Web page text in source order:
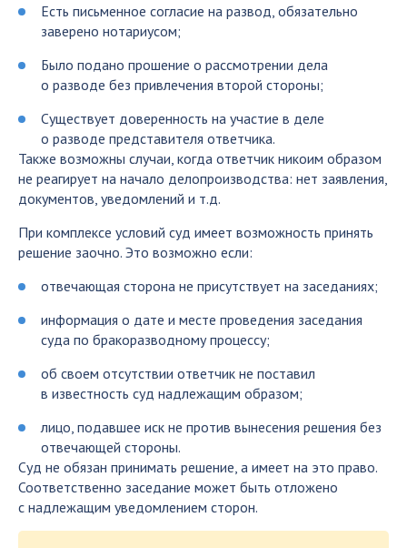
Есть письменное согласие на развод, обязательно
заверено нотариусом;
Было подано прошение о рассмотрении дела
о разводе без привлечения второй стороны;
Существует доверенность на участие в деле
о разводе представителя ответчика.
Также возможны случаи, когда ответчик никоим образом
не реагирует на начало делопроизводства: нет заявления,
документов, уведомлений и т.д.
При комплексе условий суд имеет возможность принять
решение заочно. Это возможно если:
отвечающая сторона не присутствует на заседаниях;
информация о дате и месте проведения заседания
суда по бракоразводному процессу;
об своем отсутствии ответчик не поставил
в известность суд надлежащим образом;
лицо, подавшее иск не против вынесения решения без
отвечающей стороны.
Суд не обязан принимать решение, а имеет на это право.
Соответственно заседание может быть отложено
с надлежащим уведомлением сторон.